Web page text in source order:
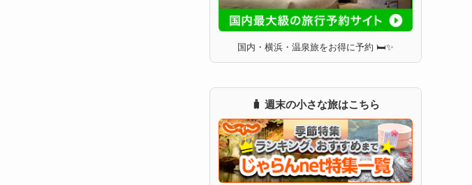
国内・横浜・温泉旅をお得に予約 🛏✨
🧳 週末の小さな旅はこちら